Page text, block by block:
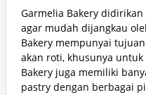
Garmelia Bakery
agar mudah dijangkau
Bakery mempunyai
akan roti, khusunya
Bakery juga memiliki
pastry dengan berbagai